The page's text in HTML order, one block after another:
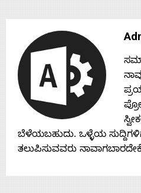
Us
ಬೆಳೆಯಬಹುದು. ಒಳ್ಳೆಯ
ತಲುಪಿಸುವವರು